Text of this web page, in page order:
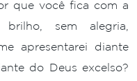
que você fica com a
sem alegria,
apresentarei diante
do Deus excelso?